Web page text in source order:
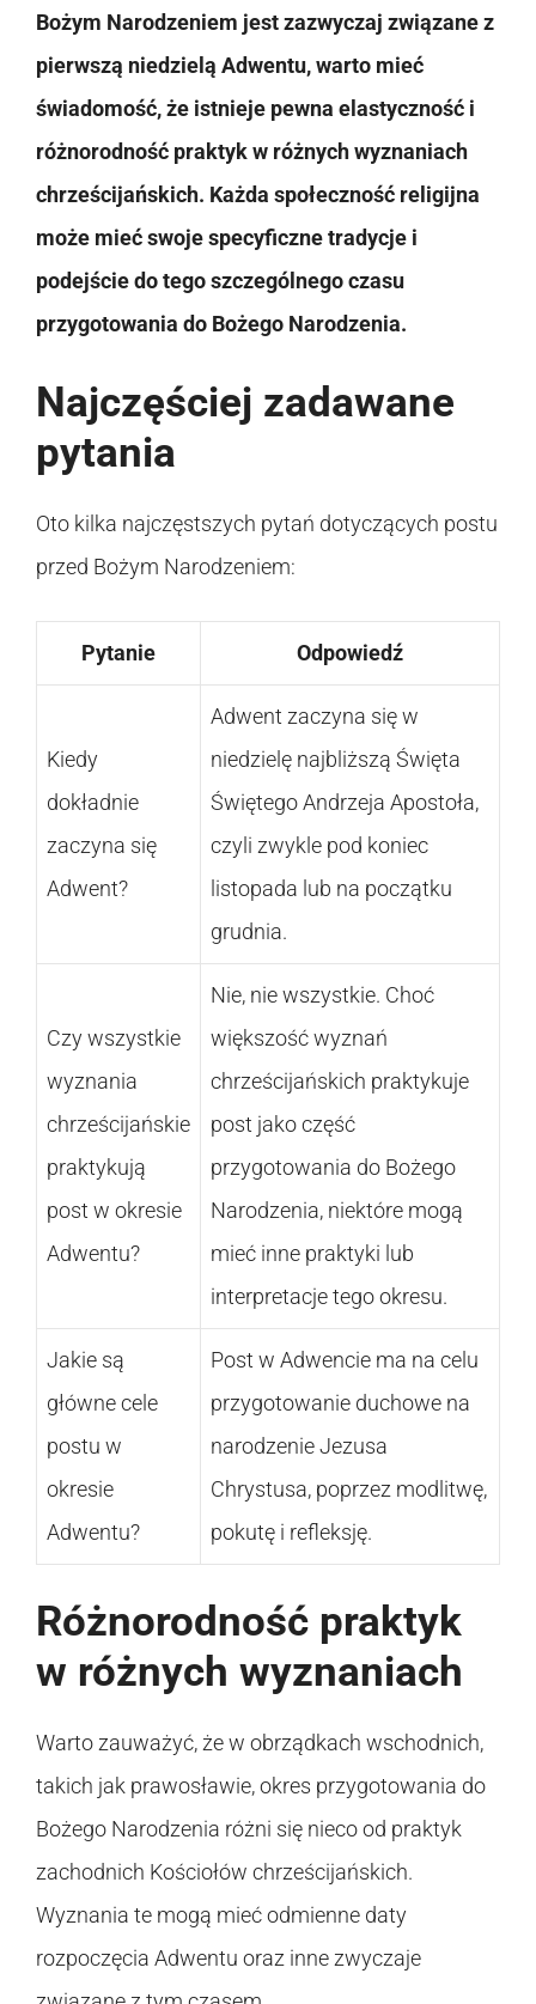
Bożym Narodzeniem jest zazwyczaj związane z
pierwszą niedzielą Adwentu, warto mieć
świadomość, że istnieje pewna elastyczność i
różnorodność praktyk w różnych wyznaniach
chrześcijańskich. Każda społeczność religijna
może mieć swoje specyficzne tradycje i
podejście do tego szczególnego czasu
przygotowania do Bożego Narodzenia.
Najczęściej zadawane
pytania
Oto kilka najczęstszych pytań dotyczących postu
przed Bożym Narodzeniem:
Pytanie Odpowiedź
Kiedy
dokładnie
zaczyna się
Adwent?
Adwent zaczyna się w
niedzielę najbliższą Święta
Świętego Andrzeja Apostoła,
czyli zwykle pod koniec
listopada lub na początku
grudnia.
Czy wszystkie
wyznania
chrześcijańskie
praktykują
post w okresie
Adwentu?
Nie, nie wszystkie. Choć
większość wyznań
chrześcijańskich praktykuje
post jako część
przygotowania do Bożego
Narodzenia, niektóre mogą
mieć inne praktyki lub
interpretacje tego okresu.
Jakie są
główne cele
postu w
okresie
Adwentu?
Post w Adwencie ma na celu
przygotowanie duchowe na
narodzenie Jezusa
Chrystusa, poprzez modlitwę,
pokutę i refleksję.
Różnorodność praktyk
w różnych wyznaniach
Warto zauważyć, że w obrządkach wschodnich,
takich jak prawosławie, okres przygotowania do
Bożego Narodzenia różni się nieco od praktyk
zachodnich Kościołów chrześcijańskich.
Wyznania te mogą mieć odmienne daty
rozpoczęcia Adwentu oraz inne zwyczaje